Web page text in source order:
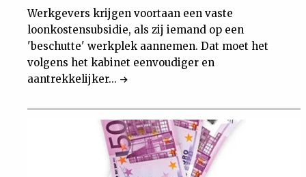
Werkgevers krijgen voortaan een vaste
loonkostensubsidie, als zij iemand op een
'beschutte' werkplek aannemen. Dat moet het
volgens het kabinet eenvoudiger en
aantrekkelijker...